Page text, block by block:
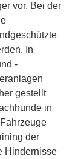
vor. Bei der
In
-
gestellt
in
der
Hindernisse